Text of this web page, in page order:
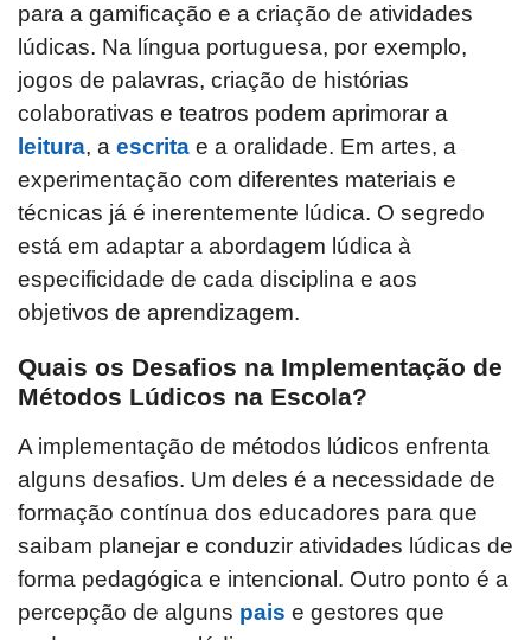
para a gamificação e a criação de atividades
lúdicas. Na língua portuguesa, por exemplo,
jogos de palavras, criação de histórias
colaborativas e teatros podem aprimorar a
leitura, a escrita e a oralidade. Em artes, a
experimentação com diferentes materiais e
técnicas já é inerentemente lúdica. O segredo
está em adaptar a abordagem lúdica à
especificidade de cada disciplina e aos
objetivos de aprendizagem.
Quais os Desafios na Implementação de
Métodos Lúdicos na Escola?
A implementação de métodos lúdicos enfrenta
alguns desafios. Um deles é a necessidade de
formação contínua dos educadores para que
saibam planejar e conduzir atividades lúdicas de
forma pedagógica e intencional. Outro ponto é a
percepção de alguns pais e gestores que